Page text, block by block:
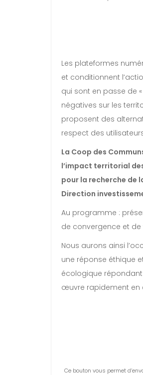
Les plateformes
et conditionnent
qui sont en passe de
négatives sur les
proposent des
respect des
La Coop des
l’impact territorial
pour la recherche de
Direction
Au programme :
de convergence et
Nous aurons ainsi
une réponse éthique
écologique
œuvre rapidement en
Ce bouton vous permet